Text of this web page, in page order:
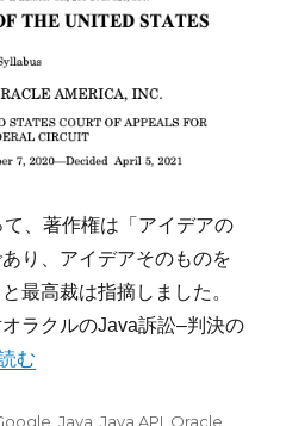
、著作権は「アイデアの
り、アイデアそのものを
最高裁は指摘しました。
ラクルのJava訴訟–判決の
作権訴訟でGoogleがオラクルに
む
,Java ,Java API Oracle